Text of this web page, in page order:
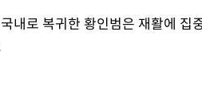
내로 복귀한 황인범은 재활에 집